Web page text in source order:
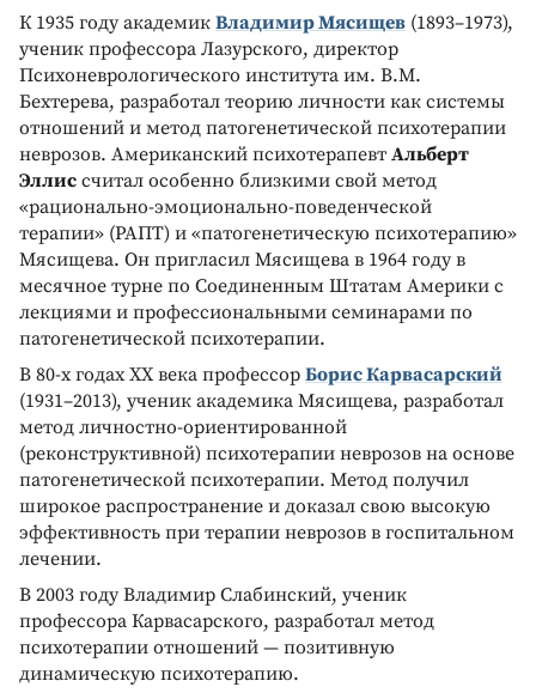
К 1935 году академик Владимир Мясищев (1893–1973),
ученик профессора Лазурского, директор
Психоневрологического института им. В.М.
Бехтерева, разработал теорию личности как системы
отношений и метод патогенетической психотерапии
неврозов. Американский психотерапевт Альберт
Эллис считал особенно близкими свой метод
«рационально-эмоционально-поведенческой
терапии» (РАПТ) и «патогенетическую психотерапию»
Мясищева. Он пригласил Мясищева в 1964 году в
месячное турне по Соединенным Штатам Америки с
лекциями и профессиональными семинарами по
патогенетической психотерапии.
В 80-х годах ХХ века профессор Борис Карвасарский
(1931–2013), ученик академика Мясищева, разработал
метод личностно-ориентированной
(реконструктивной) психотерапии неврозов на основе
патогенетической психотерапии. Метод получил
широкое распространение и доказал свою высокую
эффективность при терапии неврозов в госпитальном
лечении.
В 2003 году Владимир Слабинский, ученик
профессора Карвасарского, разработал метод
психотерапии отношений — позитивную
динамическую психотерапию.